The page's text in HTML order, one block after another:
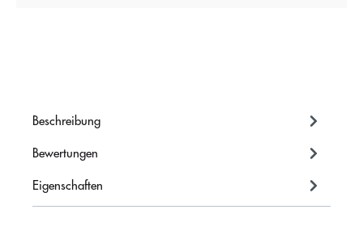
Beschreibung
Bewertungen
Eigenschaften